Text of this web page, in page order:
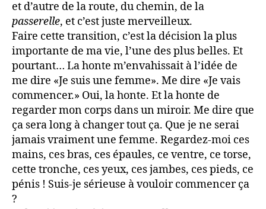
et d’autre de la route, du chemin, de la
passerelle, et c’est juste merveilleux.
Faire cette transition, c’est la décision la plus
importante de ma vie, l’une des plus belles. Et
pourtant… La honte m’envahissait à l’idée de
me dire «Je suis une femme». Me dire «Je vais
commencer.» Oui, la honte. Et la honte de
regarder mon corps dans un miroir. Me dire que
ça sera long à changer tout ça. Que je ne serai
jamais vraiment une femme. Regardez-moi ces
mains, ces bras, ces épaules, ce ventre, ce torse,
cette tronche, ces yeux, ces jambes, ces pieds, ce
pénis ! Suis-je sérieuse à vouloir commencer ça
?